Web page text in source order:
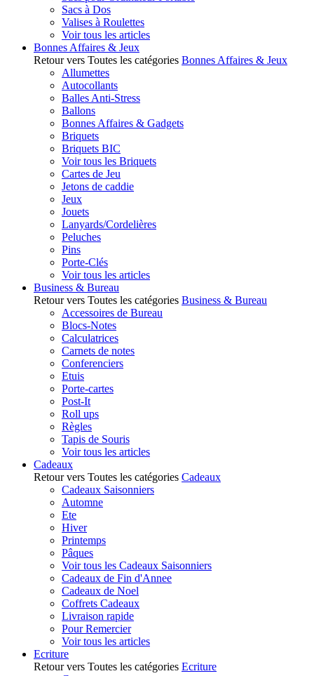
Sacs à Dos
Valises à Roulettes
Voir tous les articles
Bonnes Affaires & Jeux
Retour vers Toutes les catégories Bonnes Affaires & Jeux
Allumettes
Autocollants
Balles Anti-Stress
Ballons
Bonnes Affaires & Gadgets
Briquets
Briquets BIC
Voir tous les Briquets
Cartes de Jeu
Jetons de caddie
Jeux
Jouets
Lanyards/Cordelières
Peluches
Pins
Porte-Clés
Voir tous les articles
Business & Bureau
Retour vers Toutes les catégories Business & Bureau
Accessoires de Bureau
Blocs-Notes
Calculatrices
Carnets de notes
Conferenciers
Etuis
Porte-cartes
Post-It
Roll ups
Règles
Tapis de Souris
Voir tous les articles
Cadeaux
Retour vers Toutes les catégories Cadeaux
Cadeaux Saisonniers
Automne
Ete
Hiver
Printemps
Pâques
Voir tous les Cadeaux Saisonniers
Cadeaux de Fin d'Annee
Cadeaux de Noel
Coffrets Cadeaux
Livraison rapide
Pour Remercier
Voir tous les articles
Ecriture
Retour vers Toutes les catégories Ecriture